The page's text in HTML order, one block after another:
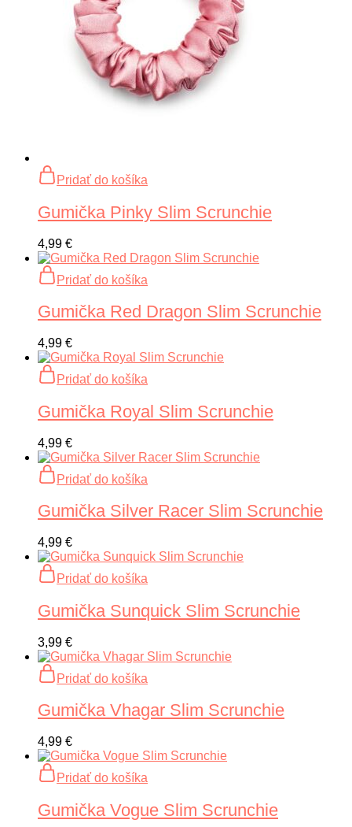
Pridať do košíka
Gumička Pinky Slim Scrunchie
4,99 €
Pridať do košíka
Gumička Red Dragon Slim Scrunchie
4,99 €
Pridať do košíka
Gumička Royal Slim Scrunchie
4,99 €
Pridať do košíka
Gumička Silver Racer Slim Scrunchie
4,99 €
Pridať do košíka
Gumička Sunquick Slim Scrunchie
3,99 €
Pridať do košíka
Gumička Vhagar Slim Scrunchie
4,99 €
Pridať do košíka
Gumička Vogue Slim Scrunchie